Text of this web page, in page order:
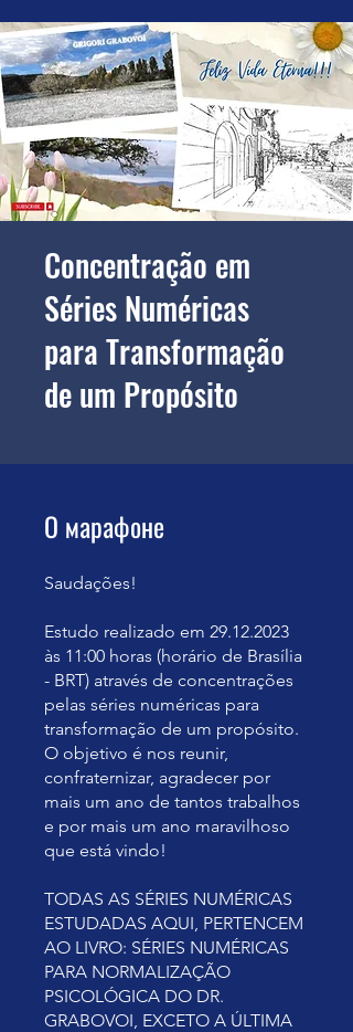
Concentração em
Séries Numéricas
para Transformação
de um Propósito
О марафоне
Saudações!
Estudo realizado em 29.12.2023
às 11:00 horas (horário de Brasília
- BRT) através de concentrações
pelas séries numéricas para
transformação de um propósito.
O objetivo é nos reunir,
confraternizar, agradecer por
mais um ano de tantos trabalhos
e por mais um ano maravilhoso
que está vindo!
TODAS AS SÉRIES NUMÉRICAS
ESTUDADAS AQUI, PERTENCEM
AO LIVRO: SÉRIES NUMÉRICAS
PARA NORMALIZAÇÃO
PSICOLÓGICA DO DR.
GRABOVOI, EXCETO A ÚLTIMA